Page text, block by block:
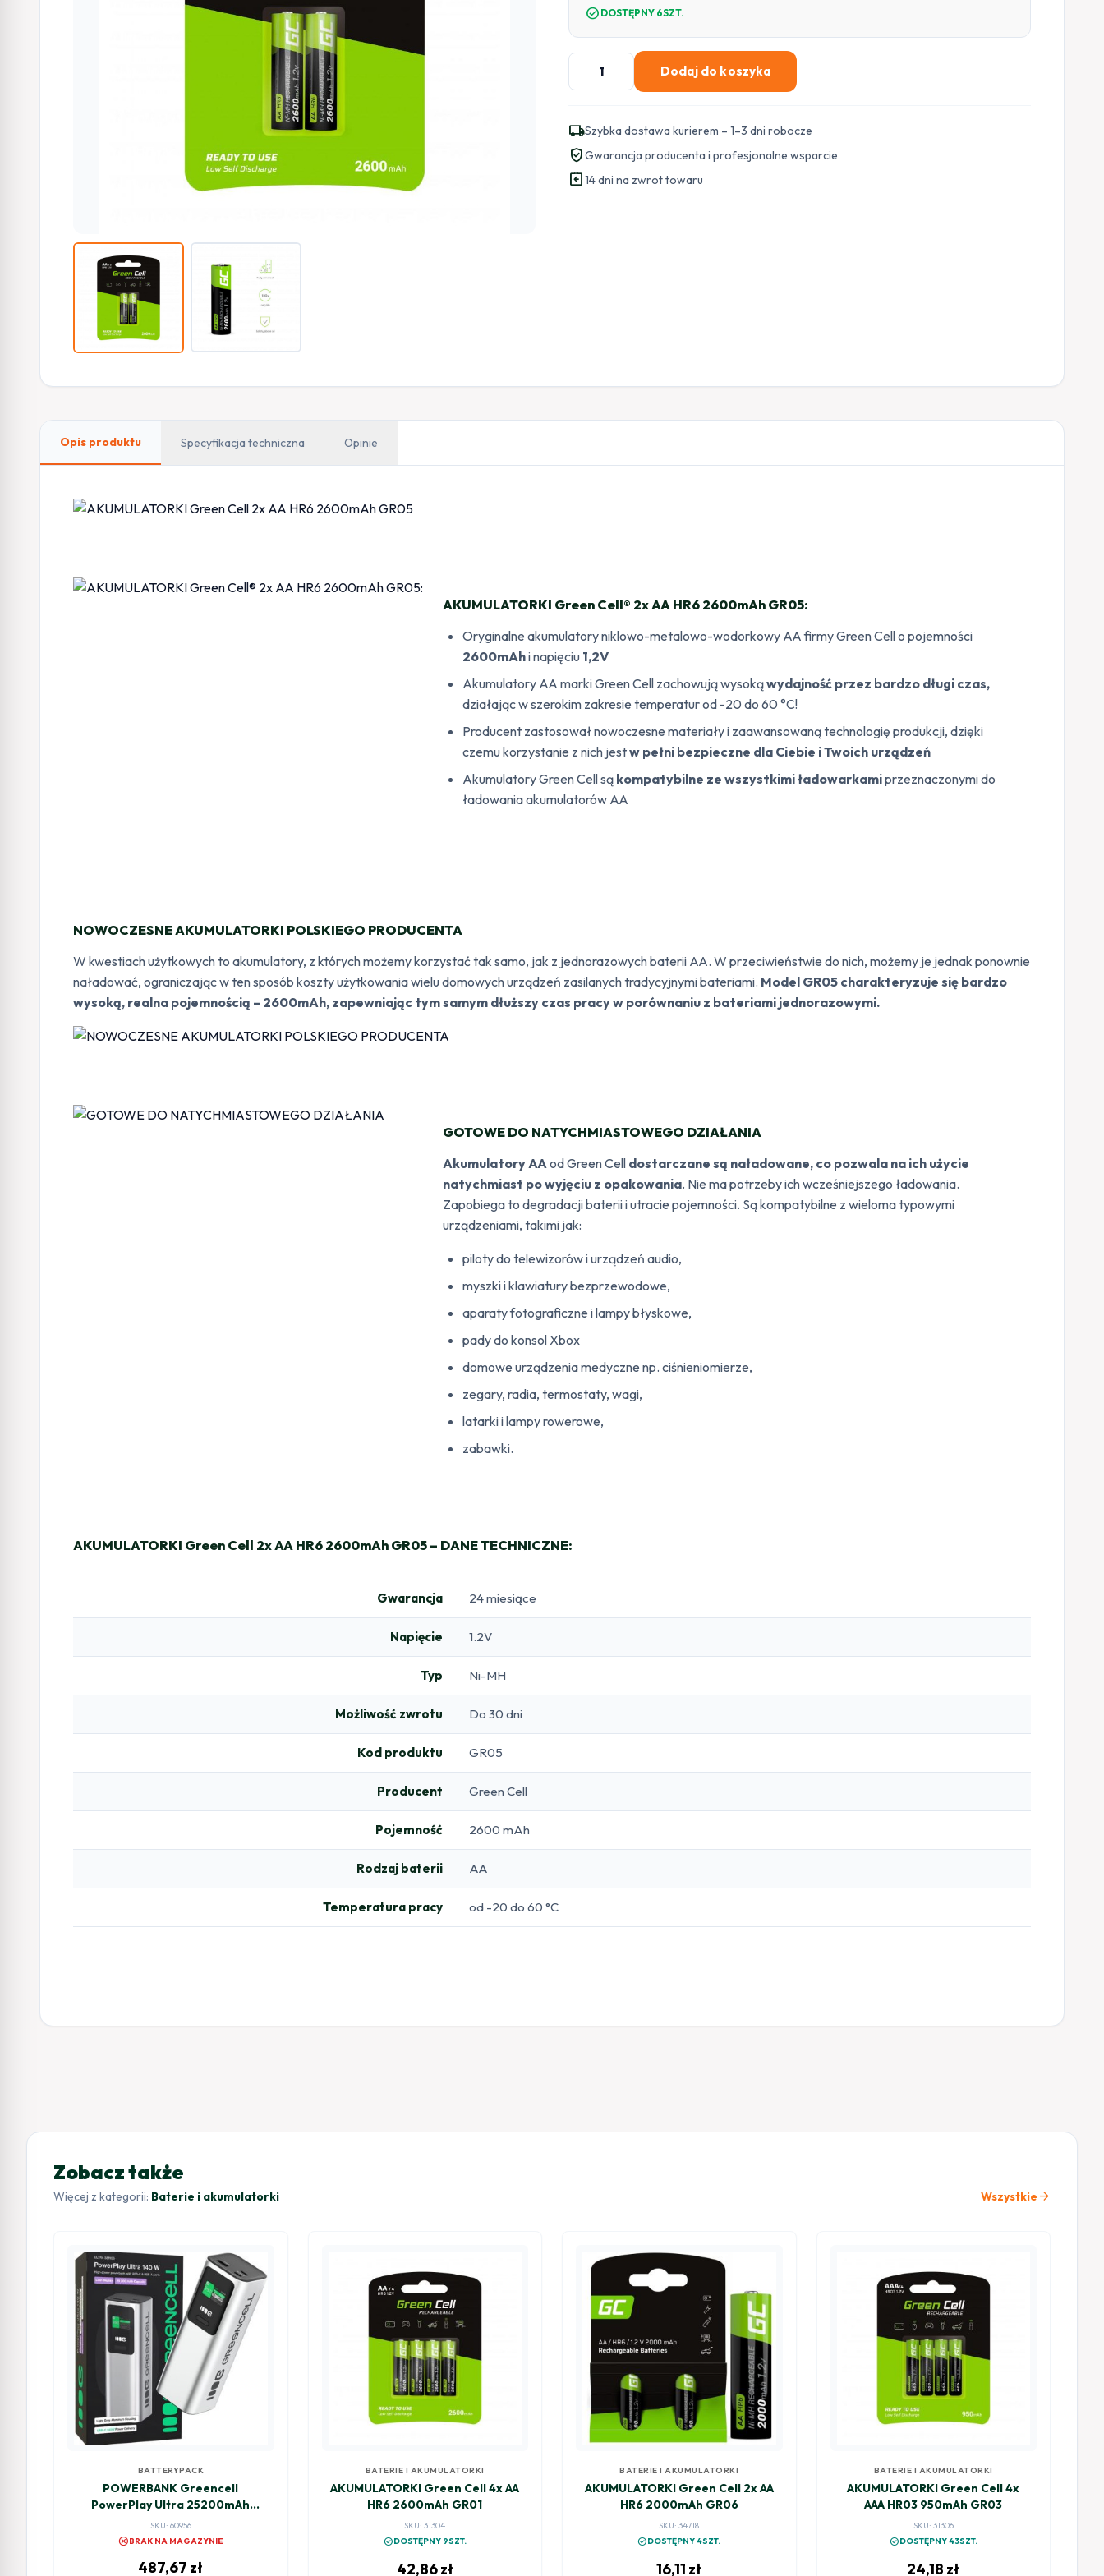
check_circle DOSTĘPNY 6SZT.
ilość
AKUMULATORKI
Cell
2x
AA
HR6
Dodaj do koszyka
local_shippingSzybka dostawa kurierem – 1–3 dni robocze
verified_userGwarancja producenta i profesjonalne wsparcie
assignment_return14 dni na zwrot towaru
Opis produktu Specyfikacja techniczna Opinie
AKUMULATORKI Green Cell® 2x AA HR6 2600mAh GR05:
Oryginalne akumulatory niklowo-metalowo-wodorkowy AA firmy Green Cell o pojemności
2600mAhi napięciu 1,2V
Akumulatory AA marki Green Cell zachowują wysokąwydajność przez bardzo długi czas,
działając w szerokim zakresie temperatur od -20 do 60 °C!
Producent zastosował nowoczesne materiały i zaawansowaną technologię produkcji, dzięki
czemu korzystanie z nich jestw pełni bezpieczne dla Ciebie i Twoich urządzeń
Akumulatory Green Cell są kompatybilne ze wszystkimi ładowarkamiprzeznaczonymi do
ładowania akumulatorów AA
NOWOCZESNE AKUMULATORKI POLSKIEGO PRODUCENTA
W kwestiach użytkowych to akumulatory, z których możemy korzystać tak samo, jak z jednorazowych baterii AA. W przeciwieństwie do nich, możemy je jednak ponownie
naładować, ograniczając w ten sposób koszty użytkowania wielu domowych urządzeń zasilanych tradycyjnymi bateriami. Model GR05 charakteryzuje się bardzo
wysoką, realna pojemnością – 2600mAh, zapewniając tym samym dłuższy czas pracy w porównaniu z bateriami jednorazowymi.
GOTOWE DO NATYCHMIASTOWEGO DZIAŁANIA
Akumulatory AA od Green Cell dostarczane są naładowane, co pozwala na ich użycie
natychmiast po wyjęciu z opakowania. Nie ma potrzeby ich wcześniejszego ładowania.
Zapobiega to degradacji baterii i utracie pojemności. Są kompatybilne z wieloma typowymi
urządzeniami, takimi jak:
piloty do telewizorów i urządzeń audio,
myszki i klawiatury bezprzewodowe,
aparaty fotograficzne i lampy błyskowe,
pady do konsol Xbox
domowe urządzenia medyczne np. ciśnieniomierze,
zegary, radia, termostaty, wagi,
latarki i lampy rowerowe,
zabawki.
AKUMULATORKI Green Cell 2x AA HR6 2600mAh GR05 – DANE TECHNICZNE:
Gwarancja 24 miesiące
Napięcie 1.2V
Typ Ni-MH
Możliwość zwrotu Do 30 dni
Kod produktu GR05
Producent Green Cell
Pojemność 2600 mAh
Rodzaj baterii AA
Temperatura pracy od -20 do 60 °C
Zobacz także
Więcej z kategorii: Baterie i akumulatorki Wszystkie arrow_forward
BATTERYPACK
POWERBANK Greencell
PowerPlay Ultra 25200mAh
SZYBKIE ŁADOWANIE 140W 2x
USB-C PD 1x USB-A
SKU: 60956
cancelBRAK NA MAGAZYNIE
487,67 zł
BATERIE I AKUMULATORKI
AKUMULATORKI Green Cell 4x AA
HR6 2600mAh GR01
SKU: 31304
check_circleDOSTĘPNY 9SZT.
42,86zł
BATERIE I AKUMULATORKI
AKUMULATORKI Green Cell 2x AA
HR6 2000mAh GR06
SKU: 34718
check_circleDOSTĘPNY 4SZT.
16,11 zł
BATERIE I AKUMULATORKI
AKUMULATORKI Green Cell 4x
AAA HR03 950mAh GR03
SKU: 31306
check_circleDOSTĘPNY 43SZT.
24,18 zł